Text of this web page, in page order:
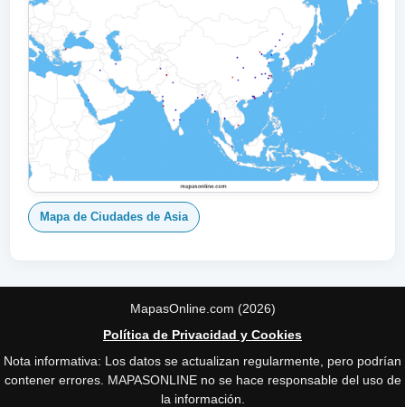
Mapa de Ciudades de Asia
MapasOnline.com (2026)
Política de Privacidad y Cookies
Nota informativa: Los datos se actualizan regularmente, pero podrían
contener errores. MAPASONLINE no se hace responsable del uso de
la información.